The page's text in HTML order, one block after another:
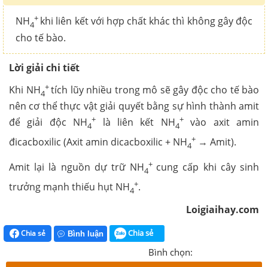
NH4
+ khi liên kết với hợp chất khác thì không gây độc
cho tế bào.
Lời giải chi tiết
Khi NH4
+tích lũy nhiều trong mô sẽ gây độc cho tế bào
nên cơ thể thực vật giải quyết bằng sự hình thành amit
để giải độc NH4
+ là liên kết NH4
+vào axit amin
đicacboxilic (Axit amin dicacboxilic + NH4
+ → Amit).
Amit lại là nguồn dự trữ NH4
+ cung cấp khi cây sinh
trưởng mạnh thiếu hụt NH4
+.
Loigiaihay.com
Chia sẻ Bình luận Chia sẻ
Bình chọn: